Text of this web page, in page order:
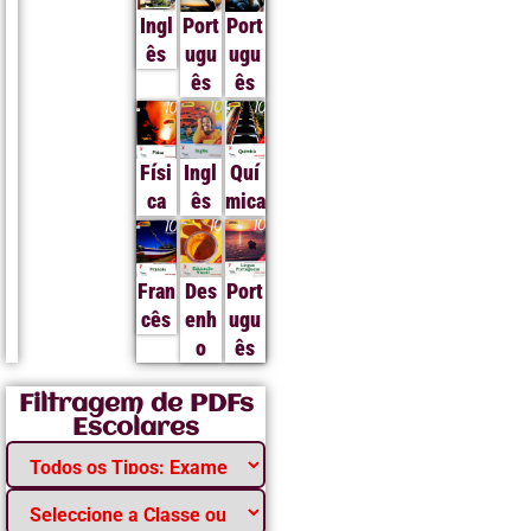
Ingl
ês
Port
ugu
ês
Port
ugu
ês
Físi
ca
Ingl
ês
Quí
mica
Fran
cês
Des
enh
o
Port
ugu
ês
Filtragem de PDFs
Escolares